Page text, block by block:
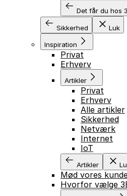
Det får du hos 3
Sikkerhed Luk
Inspiration
Privat
Erhverv
Artikler
Privat
Erhverv
Alle artikler
Sikkerhed
Netværk
Internet
IoT
Artikler
Mød vores
Hvorfor vælge